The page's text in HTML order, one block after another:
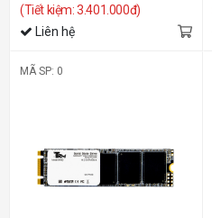
(Tiết kiệm: 3.401.000đ)
Liên hệ
MÃ SP: 0